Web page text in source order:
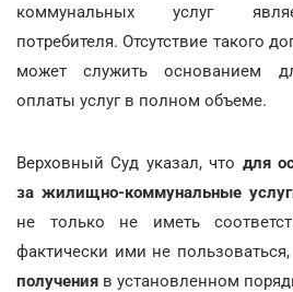
коммунальных услуг
потребителя. Отсутствие такого
может служить основанием
оплаты услуг в полном объеме.
Верховный Суд указал, что для
за жилищно-коммунальные
не только не иметь
фактически ими не
получения в установленном